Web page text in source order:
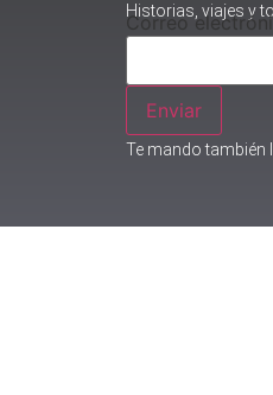
Historias, viajes y
Correo
electrónico
Correo
Enviar
Te mando también